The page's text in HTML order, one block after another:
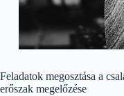
Feladatok megosztása a
erőszak megelőzése